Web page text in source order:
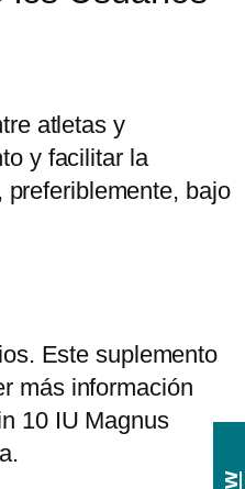
atletas y
y facilitar la
bajo
Este suplemento
más información
10 IU Magnus